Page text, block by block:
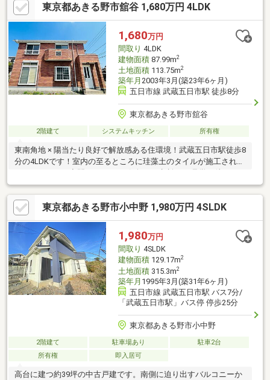
東京都あきる野市舘谷 1,680万円 4LDK
1,680万円
間取り 4LDK
建物面積87.99m2
土地面積113.75m2
築年月 2003年3月(築23年6ヶ月)
五日市線 武蔵五日市駅 徒歩8分
東京都あきる野市舘谷
2階建て システムキッチン 所有権
東南角地 × 陽当たり良好で解放感ある住環境！武蔵五日市駅徒歩8
分の4LDKです！室内の至るところに珪藻土のタイルが施工されて
おります！
東京都あきる野市小中野 1,980万円 4SLDK
1,980万円
間取り 4SLDK
建物面積129.17m2
土地面積315.3m2
築年月 1995年3月(築31年6ヶ月)
五日市線 武蔵五日市駅 バス7分/
「武蔵五日市駅」バス停 停歩25分
東京都あきる野市小中野
2階建て 駐車場あり
駐車2台
所有権
即入居可
高台に建つ約39坪の中古戸建です。南側に迫り出すバルコニーか